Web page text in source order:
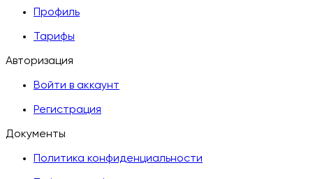
Профиль
Тарифы
Авторизация
Войти в аккаунт
Регистрация
Документы
Политика конфиденциальности